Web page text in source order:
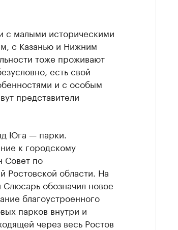
с малыми историческими
с Казанью и Нижним
тоже проживают
есть свой
и с особым
представители
Юга — парки.
к городскому
Совет по
Ростовской области. На
обозначил новое
благоустроенного
парков внутри и
через весь Ростов